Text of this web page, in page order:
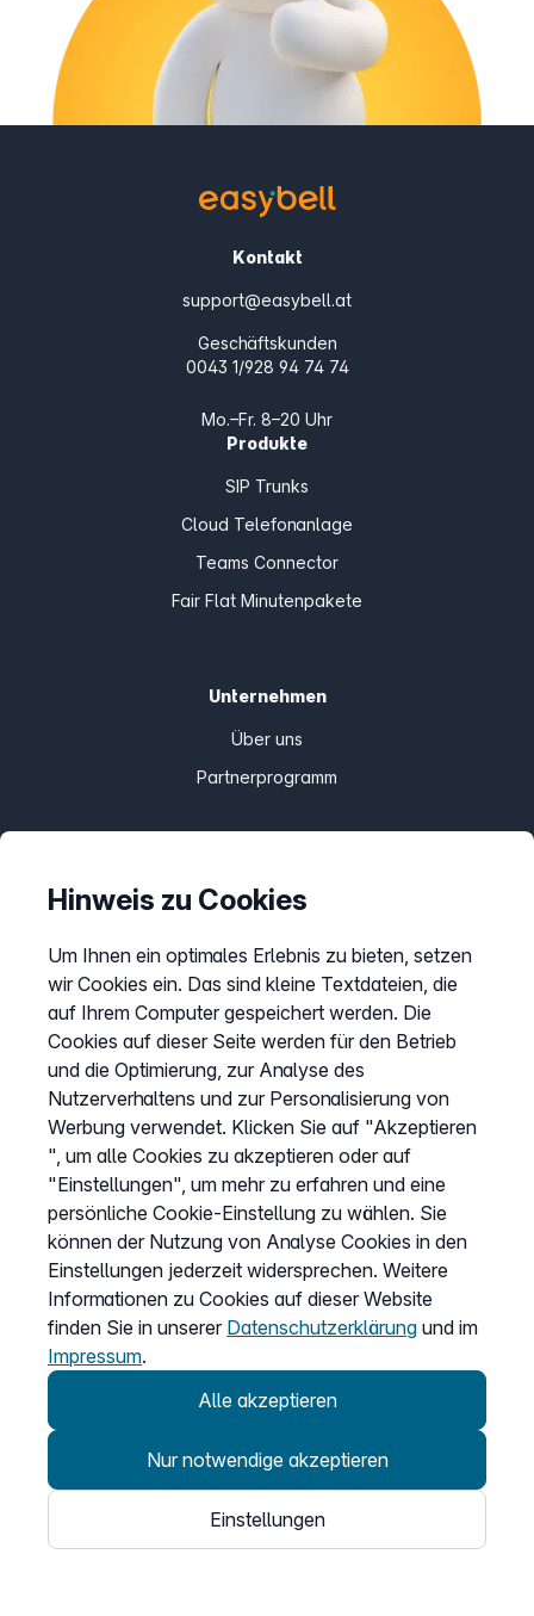
Kontakt
support@easybell.at
Geschäftskunden
0043 1/928 94 74 74
Mo.–Fr. 8–20 Uhr
Produkte
SIP Trunks
Cloud Telefonanlage
Teams Connector
Fair Flat Minutenpakete
Unternehmen
Über uns
Partnerprogramm
Preise
Sitemap
AGB
Datenschutz
Impressum
Cookies anpassen
Service
Hilfecenter
Wissen
Kündigung
© 2026
Easybell - eine Marke der Dstny-Gruppe
Hinweis zu Cookies
Um Ihnen ein optimales Erlebnis zu bieten, setzen
wir Cookies ein. Das sind kleine Textdateien, die
auf Ihrem Computer gespeichert werden. Die
Cookies auf dieser Seite werden für den Betrieb
und die Optimierung, zur Analyse des
Nutzerverhaltens und zur Personalisierung von
Werbung verwendet. Klicken Sie auf "Akzeptieren
", um alle Cookies zu akzeptieren oder auf
"Einstellungen", um mehr zu erfahren und eine
persönliche Cookie-Einstellung zu wählen. Sie
können der Nutzung von Analyse Cookies in den
Einstellungen jederzeit widersprechen. Weitere
Informationen zu Cookies auf dieser Website
finden Sie in unserer Datenschutzerklärung und im
Impressum.
Alle akzeptieren
Nur notwendige akzeptieren
Einstellungen